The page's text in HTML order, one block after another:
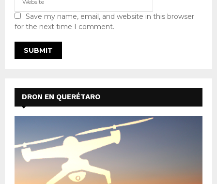
Save my name, email, and website in this browser
for the next time I comment.
DRON EN QUERÉTARO